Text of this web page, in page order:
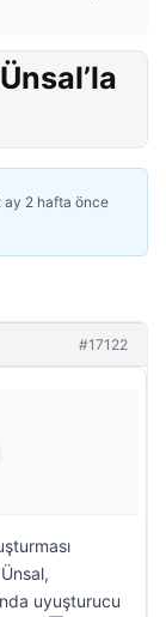
ay 2 hafta önce
#17122
uyuşturucu